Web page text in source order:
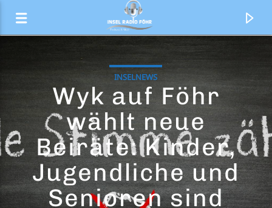
INSELNEWS
Wyk auf Föhr
wählt neue
Beiräte: Kinder,
Jugendliche und
Senioren sind